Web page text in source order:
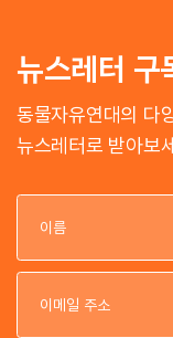
뉴스레터 구
동물자유연대의 다
뉴스레터로 받아보